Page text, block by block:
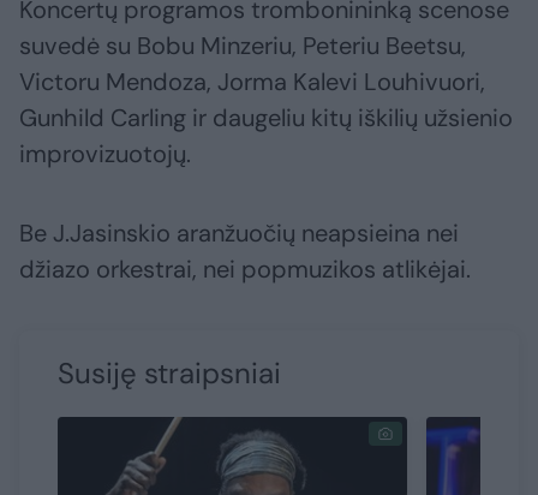
Koncertų programos trombonininką scenose
suvedė su Bobu Minzeriu, Peteriu Beetsu,
Victoru Mendoza, Jorma Kalevi Louhivuori,
Gunhild Carling ir daugeliu kitų iškilių užsienio
improvizuotojų.
Be J.Jasinskio aranžuočių neapsieina nei
džiazo orkestrai, nei popmuzikos atlikėjai.
Susiję straipsniai